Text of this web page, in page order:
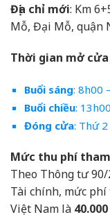
Địa chỉ mới: Km
Mỗ, Đại Mỗ, quận
Thời gian mở
Buổi sáng: 8h00
Buổi chiều:
Đóng cửa: Thứ
Mức thu phí
Theo Thông tư
Tài chính, mức phí
Việt Nam là